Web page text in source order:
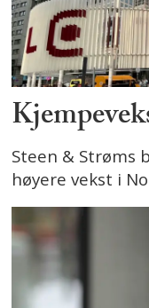
Steen & Strøms
høyere vekst i